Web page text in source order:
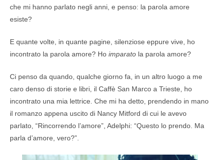
che mi hanno parlato negli anni, e penso: la parola amore
esiste?
E quante volte, in quante pagine, silenziose eppure vive, ho
incontrato la parola amore? Ho imparato la parola amore?
Ci penso da quando, qualche giorno fa, in un altro luogo a me
caro denso di storie e libri, il Caffè San Marco a Trieste, ho
incontrato una mia lettrice. Che mi ha detto, prendendo in mano
il romanzo appena uscito di Nancy Mitford di cui le avevo
parlato, “Rincorrendo l’amore”, Adelphi: “Questo lo prendo. Ma
parla d’amore, vero?”.